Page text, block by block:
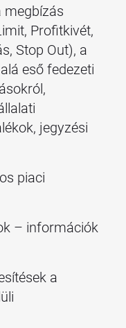
Profitkivét,
Stop Out), a
eső fedezeti
jegyzési
piaci
– információk
a